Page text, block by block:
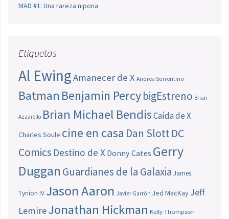
MAD #1: Una rareza nipona
Etiquetas
Al EwingAmanecer de X Andrea Sorrentino
Batman Benjamin PercybigEstreno Brian
Azzarello Brian Michael BendisCaída de X
Charles Soule cine en casa Dan SlottDC
Comics Destino de X Donny Cates Gerry
Duggan Guardianes de la Galaxia James
Tynion IV Jason Aaron Javier Garrón Jed MacKay Jeff
LemireJonathan Hickman Kelly Thompson